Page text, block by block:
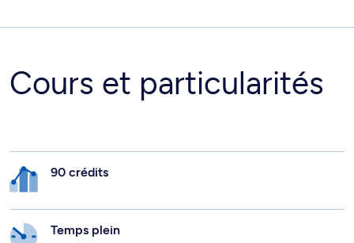
Cours et particularités
90 crédits
Temps plein